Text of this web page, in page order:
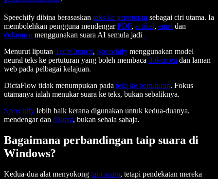
Speechify dibina berasaskan teks ke pertuturan sebagai ciri utama. Ia
membolehkan pengguna mendengarPDF, artikel, emel dan
dokumen menggunakan suara AI semula jadi .
Menurut liputan TechCrunch, Speechify menggunakan model
neural teks ke pertuturan yang boleh membaca dokumen dan laman
web pada pelbagai kelajuan.
DictaFlow tidak menumpukan pada teks ke pertuturan. Fokus
utamanya ialah menukar suara ke teks, bukan sebaliknya.
Speechify lebih baik kerana digunakan untuk kedua-duanya,
mendengar dan diktasi, bukan sehala sahaja.
Bagaimana perbandingan taip suara di
Windows?
Kedua-dua alat menyokong taip suara, tetapi pendekatan mereka